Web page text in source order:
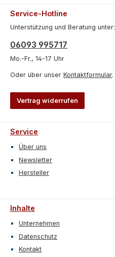
Service-Hotline
Unterstützung und Beratung unter:
06093 995717
Mo.-Fr., 14-17 Uhr
Oder über unser Kontaktformular.
Vertrag widerrufen
Service
Über uns
Newsletter
Hersteller
Inhalte
Unternehmen
Datenschutz
Kontakt